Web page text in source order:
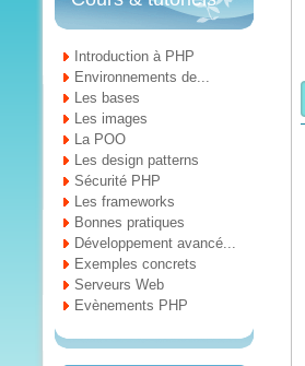
Introduction à PHP
Environnements de...
Les bases
Les images
La POO
Les design patterns
Sécurité PHP
Les frameworks
Bonnes pratiques
Développement avancé...
Exemples concrets
Serveurs Web
Evènements PHP